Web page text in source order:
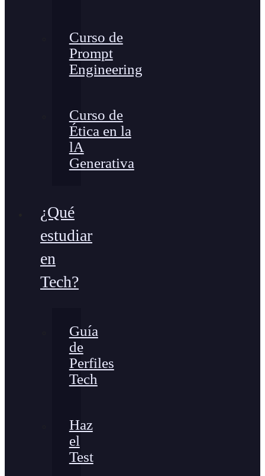
Curso de
Prompt
Engineering
Curso de
Ética en la
lA
Generativa
¿Qué
estudiar
en
Tech?
Guía
de
Perfiles
Tech
Haz
el
Test